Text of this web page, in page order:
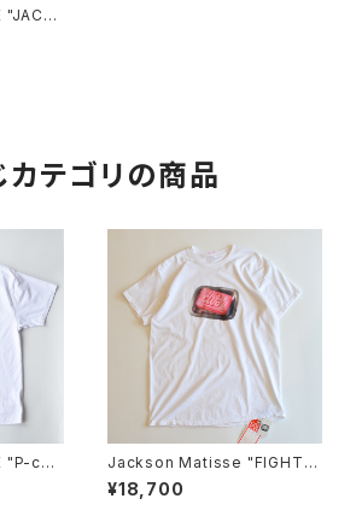
"JACK
カテゴリの商品
"P-cha
Jackson Matisse "FIGHT C
LUB Tee" White
¥18,700